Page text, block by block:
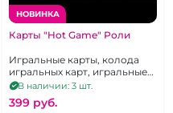
НОВИНКА
Карты "Hot Game" Роли
Игральные карты, колода
игральных карт, игральные
карты с ролями, 36 карт
В наличии: 3 шт.
399 pуб.